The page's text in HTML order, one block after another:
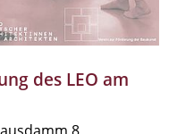
des LEO am
8